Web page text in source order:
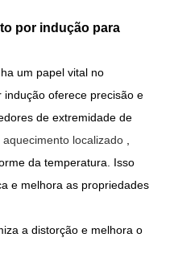
por indução para
um papel vital no
oferece precisão e
de extremidade de
aquecimento localizado
da temperatura. Isso
e melhora as propriedades
a distorção e melhora o